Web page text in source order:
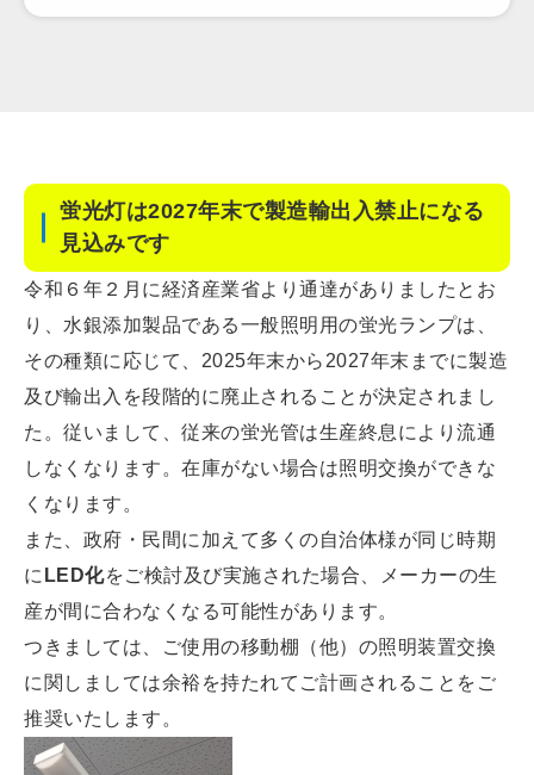
蛍光灯は2027年末で製造輸出入禁止になる
見込みです
令和６年２月に経済産業省より通達がありましたとお
り、水銀添加製品である一般照明用の蛍光ランプは、
その種類に応じて、2025年末から2027年末までに製造
及び輸出入を段階的に廃止されることが決定されまし
た。従いまして、従来の蛍光管は生産終息により流通
しなくなります。在庫がない場合は照明交換ができな
くなります。
また、政府・民間に加えて多くの自治体様が同じ時期
に LED化をご検討及び実施された場合、メーカーの生
産が間に合わなくなる可能性があります。
つきましては、ご使用の移動棚（他）の照明装置交換
に関しましては余裕を持たれてご計画されることをご
推奨いたします。